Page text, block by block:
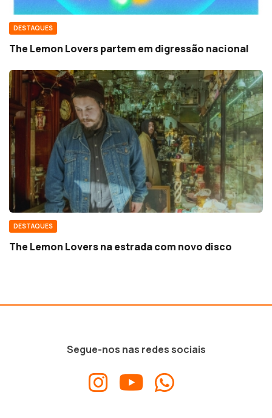
DESTAQUES
The Lemon Lovers partem em digressão nacional
DESTAQUES
The Lemon Lovers na estrada com novo disco
Segue-nos nas redes sociais